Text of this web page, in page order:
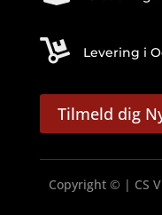
 Levering i
Tilmeld dig
Copyright © | CS